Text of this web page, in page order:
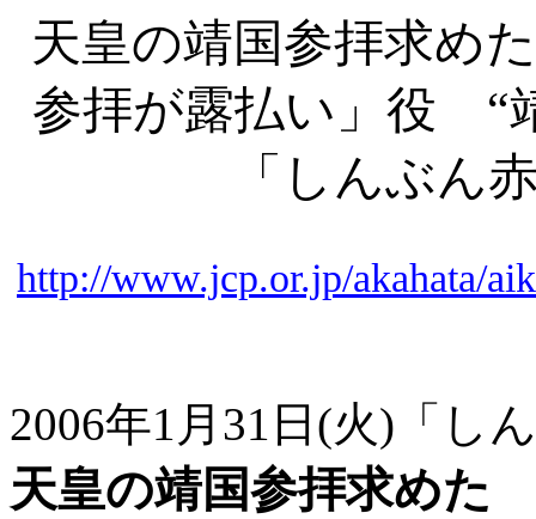
天皇の靖国参拝求
参拝が露払い」役 “
「しんぶん
http://www.jcp.or.jp/akahata/
2006年1月31日(火)「し
天皇の靖国参拝求めた